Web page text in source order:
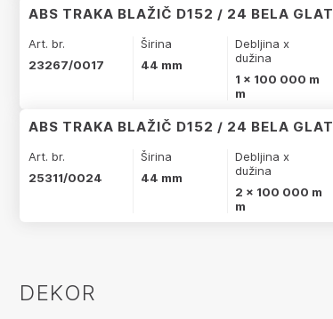
ABS TRAKA BLAŽIČ D152 / 24 BELA GLAT
Art. br.
23267/0017
Širina
44 mm
Debljina x
dužina
1 x 100 000 m
m
ABS TRAKA BLAŽIČ D152 / 24 BELA GLAT
Art. br.
25311/0024
Širina
44 mm
Debljina x
dužina
2 x 100 000 m
m
DEKOR